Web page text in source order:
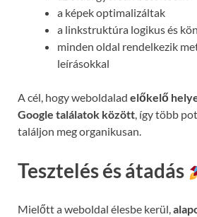
a képek optimalizáltak
a linkstruktúra logikus és
minden oldal rendelkezik
leírásokkal
A cél, hogy weboldalad előkelő
Google találatok között, így több
találjon meg organikusan.
Tesztelés és átadás
Mielőtt a weboldal élesbe kerül,